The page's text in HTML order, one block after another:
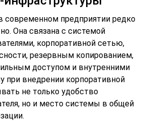
современном предприятии редко
Она связана с системой
корпоративной сетью,
резервным копированием,
доступом и внутренними
при внедрении корпоративной
не только удобство
но и место системы в общей